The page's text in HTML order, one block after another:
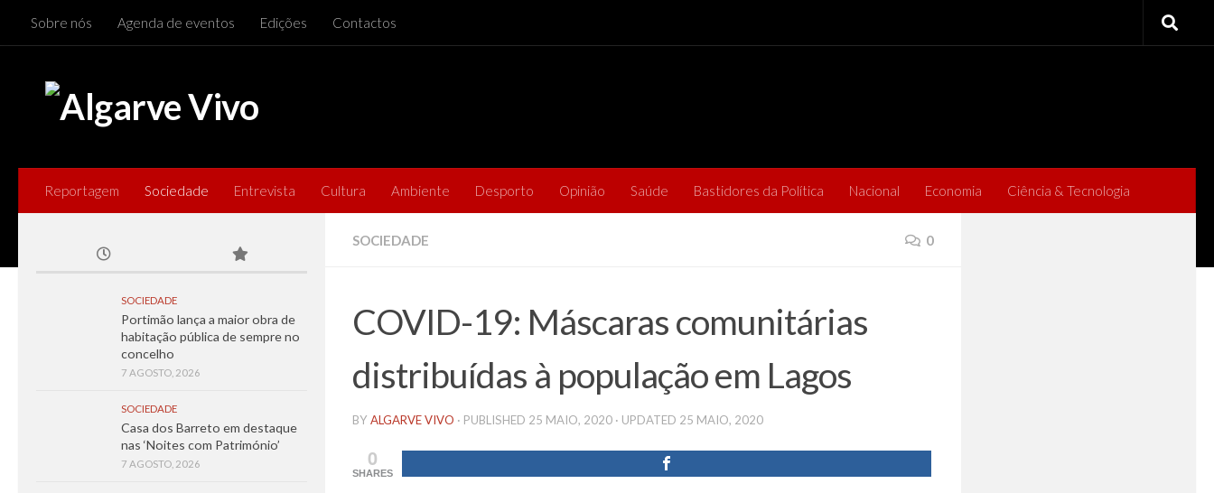
Skip to content
Sobre nós Agenda de eventos Edições Contactos
Reportagem Sociedade Entrevista Cultura Ambiente Desporto Opinião Saúde Bastidores da Política Nacional Economia Ciência & Tecnologia
SOCIEDADE 0
COVID-19: Máscaras comunitárias
distribuídas à população em Lagos
BY ALGARVE VIVO · PUBLISHED 25 MAIO, 2020 · UPDATED 25 MAIO, 2020
0
SHARES
SOCIEDADE
Portimão lança a maior obra de
habitação pública de sempre no
concelho
7 AGOSTO, 2026
SOCIEDADE
Casa dos Barreto em destaque
nas ‘Noites com Património’
7 AGOSTO, 2026